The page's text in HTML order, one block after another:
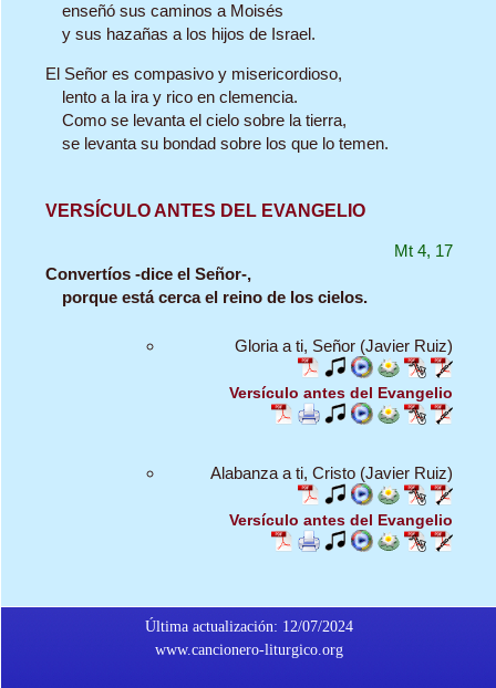
enseñó sus caminos a Moisés
y sus hazañas a los hijos de Israel.
El Señor es compasivo y misericordioso,
lento a la ira y rico en clemencia.
Como se levanta el cielo sobre la tierra,
se levanta su bondad sobre los que lo temen.
VERSÍCULO ANTES DEL EVANGELIO
Mt 4, 17
Convertíos -dice el Señor-,
porque está cerca el reino de los cielos.
Gloria a ti, Señor (Javier Ruiz)
Versículo antes del Evangelio
Alabanza a ti, Cristo (Javier Ruiz)
Versículo antes del Evangelio
Última actualización: 12/07/2024